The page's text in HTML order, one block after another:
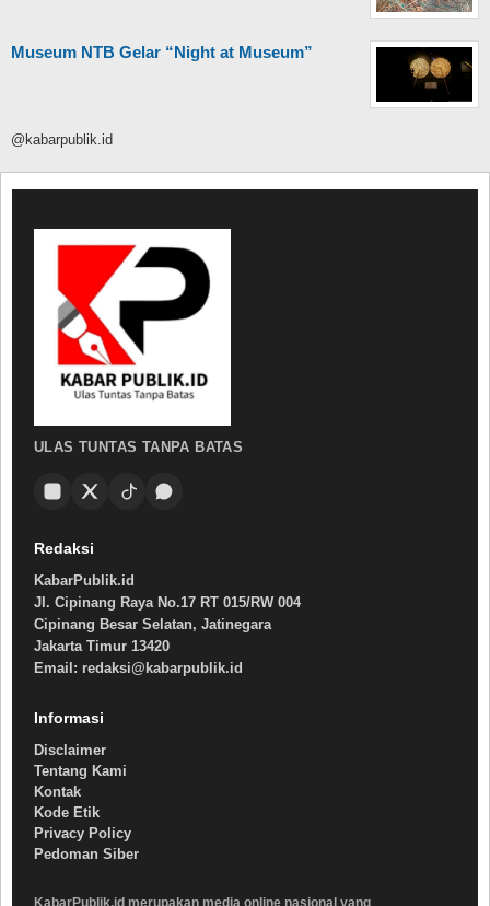
Museum NTB Gelar “Night at Museum”
@kabarpublik.id
ULAS TUNTAS TANPA BATAS
Redaksi
KabarPublik.id
Jl. Cipinang Raya No.17 RT 015/RW 004
Cipinang Besar Selatan, Jatinegara
Jakarta Timur 13420
Email: redaksi@kabarpublik.id
Informasi
Disclaimer
Tentang Kami
Kontak
Kode Etik
Privacy Policy
Pedoman Siber
KabarPublik.id merupakan media online nasional yang